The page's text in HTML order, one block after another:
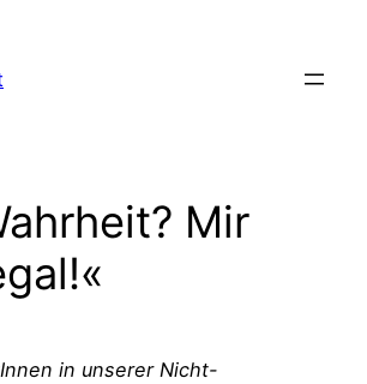
Mir
in unserer Nicht-